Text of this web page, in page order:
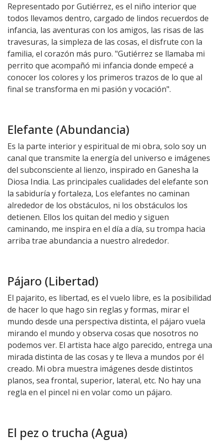
Representado por Gutiérrez, es el niño interior que
todos llevamos dentro, cargado de lindos recuerdos de
infancia, las aventuras con los amigos, las risas de las
travesuras, la simpleza de las cosas, el disfrute con la
familia, el corazón más puro. "Gutiérrez se llamaba mi
perrito que acompañó mi infancia donde empecé a
conocer los colores y los primeros trazos de lo que al
final se transforma en mi pasión y vocación".
Elefante (Abundancia)
Es la parte interior y espiritual de mi obra, solo soy un
canal que transmite la energía del universo e imágenes
del subconsciente al lienzo, inspirado en Ganesha la
Diosa India. Las principales cualidades del elefante son
la sabiduría y fortaleza, Los elefantes no caminan
alrededor de los obstáculos, ni los obstáculos los
detienen. Ellos los quitan del medio y siguen
caminando, me inspira en el día a día, su trompa hacia
arriba trae abundancia a nuestro alrededor.
Pájaro (Libertad)
El pajarito, es libertad, es el vuelo libre, es la posibilidad
de hacer lo que hago sin reglas y formas, mirar el
mundo desde una perspectiva distinta, el pájaro vuela
mirando el mundo y observa cosas que nosotros no
podemos ver. El artista hace algo parecido, entrega una
mirada distinta de las cosas y te lleva a mundos por él
creado. Mi obra muestra imágenes desde distintos
planos, sea frontal, superior, lateral, etc. No hay una
regla en el pincel ni en volar como un pájaro.
El pez o trucha (Agua)